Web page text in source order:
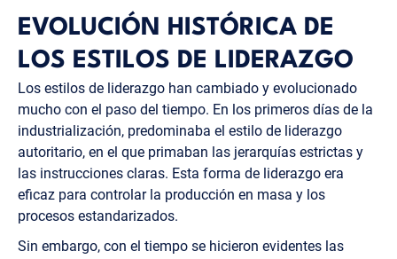
EVOLUCIÓN HISTÓRICA DE
LOS ESTILOS DE LIDERAZGO
Los estilos de liderazgo han cambiado y evolucionado
mucho con el paso del tiempo. En los primeros días de la
industrialización, predominaba el estilo de liderazgo
autoritario, en el que primaban las jerarquías estrictas y
las instrucciones claras. Esta forma de liderazgo era
eficaz para controlar la producción en masa y los
procesos estandarizados.
Sin embargo, con el tiempo se hicieron evidentes las